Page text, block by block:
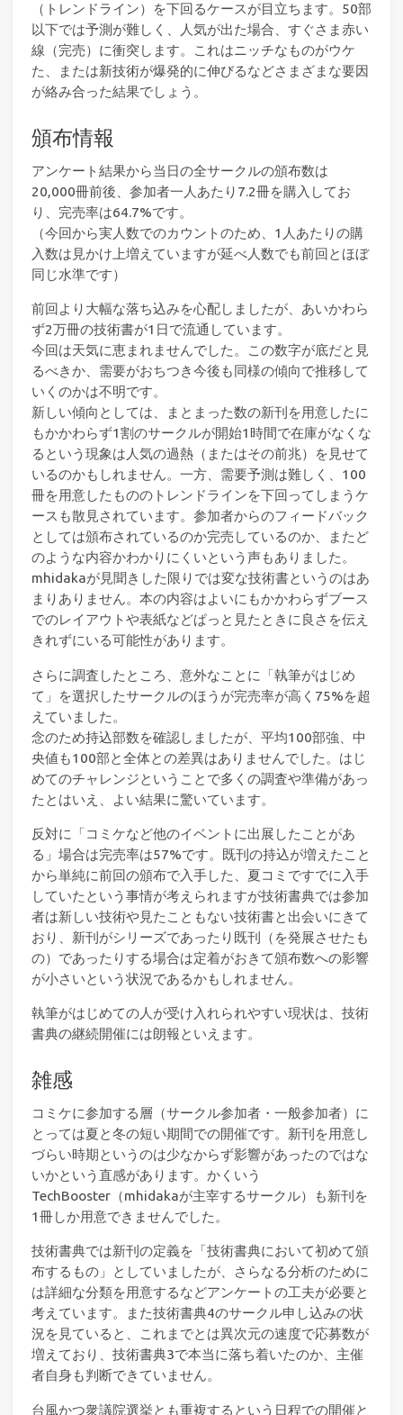
（トレンドライン）を下回るケースが目立ちます。50部
以下では予測が難しく、人気が出た場合、すぐさま赤い
線（完売）に衝突します。これはニッチなものがウケ
た、または新技術が爆発的に伸びるなどさまざまな要因
が絡み合った結果でしょう。
頒布情報
アンケート結果から当日の全サークルの頒布数は
20,000冊前後、参加者一人あたり7.2冊を購入してお
り、完売率は64.7%です。
（今回から実人数でのカウントのため、1人あたりの購
入数は見かけ上増えていますが延べ人数でも前回とほぼ
同じ水準です）
前回より大幅な落ち込みを心配しましたが、あいかわら
ず2万冊の技術書が1日で流通しています。
今回は天気に恵まれませんでした。この数字が底だと見
るべきか、需要がおちつき今後も同様の傾向で推移して
いくのかは不明です。
新しい傾向としては、まとまった数の新刊を用意したに
もかかわらず1割のサークルが開始1時間で在庫がなくな
るという現象は人気の過熱（またはその前兆）を見せて
いるのかもしれません。一方、需要予測は難しく、100
冊を用意したもののトレンドラインを下回ってしまうケ
ースも散見されています。参加者からのフィードバック
としては頒布されているのか完売しているのか、またど
のような内容かわかりにくいという声もありました。
mhidakaが見聞きした限りでは変な技術書というのはあ
まりありません。本の内容はよいにもかかわらずブース
でのレイアウトや表紙などぱっと見たときに良さを伝え
きれずにいる可能性があります。
さらに調査したところ、意外なことに「執筆がはじめ
て」を選択したサークルのほうが完売率が高く75%を超
えていました。
念のため持込部数を確認しましたが、平均100部強、中
央値も100部と全体との差異はありませんでした。はじ
めてのチャレンジということで多くの調査や準備があっ
たとはいえ、よい結果に驚いています。
反対に「コミケなど他のイベントに出展したことがあ
る」場合は完売率は57%です。既刊の持込が増えたこと
から単純に前回の頒布で入手した、夏コミですでに入手
していたという事情が考えられますが技術書典では参加
者は新しい技術や見たこともない技術書と出会いにきて
おり、新刊がシリーズであったり既刊（を発展させたも
の）であったりする場合は定着がおきて頒布数への影響
が小さいという状況であるかもしれません。
執筆がはじめての人が受け入れられやすい現状は、技術
書典の継続開催には朗報といえます。
雑感
コミケに参加する層（サークル参加者・一般参加者）に
とっては夏と冬の短い期間での開催です。新刊を用意し
づらい時期というのは少なからず影響があったのではな
いかという直感があります。かくいう
TechBooster（mhidakaが主宰するサークル）も新刊を
1冊しか用意できませんでした。
技術書典では新刊の定義を「技術書典において初めて頒
布するもの」としていましたが、さらなる分析のために
は詳細な分類を用意するなどアンケートの工夫が必要と
考えています。また技術書典4のサークル申し込みの状
況を見ていると、これまでとは異次元の速度で応募数が
増えており、技術書典3で本当に落ち着いたのか、主催
者自身も判断できていません。
台風かつ衆議院選挙とも重複するという日程での開催と